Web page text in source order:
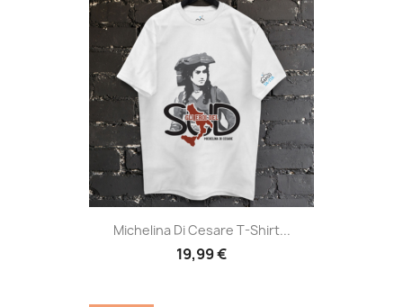
Michelina Di Cesare T-Shirt...
19,99 €